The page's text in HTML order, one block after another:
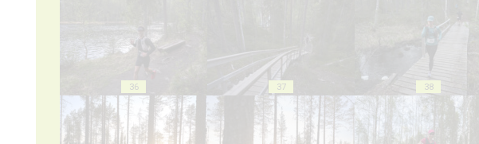
36 37 38